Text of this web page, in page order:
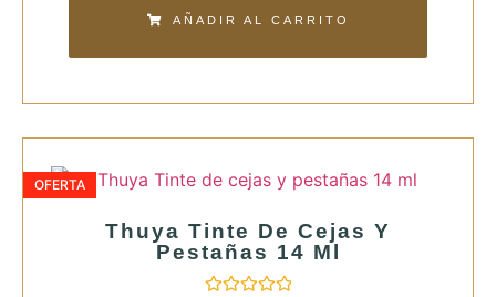
AÑADIR AL CARRITO
OFERTA
Thuya Tinte De Cejas Y
Pestañas 14 Ml